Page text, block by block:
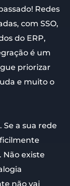
Redes
com SSO,
do ERP,
é um
priorizar
e muito o
Se a sua rede
Não existe
não vai